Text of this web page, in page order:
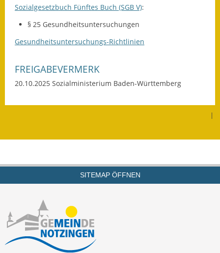
Kirchen
Termine &
Sozialgesetzbuch Fünftes Buch (SGB V):
§ 25 Gesundheitsuntersuchungen
Gesundheitsuntersuchungs-Richtlinien
FREIGABEVERMERK
20.10.2025 Sozialministerium Baden-Württemberg
|
SITEMAP ÖFFNEN